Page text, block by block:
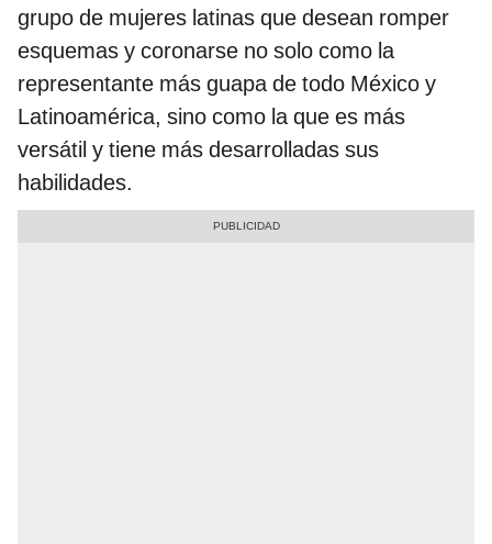
grupo de mujeres latinas que desean romper
esquemas y coronarse no solo como la
representante más guapa de todo México y
Latinoamérica, sino como la que es más
versátil y tiene más desarrolladas sus
habilidades.